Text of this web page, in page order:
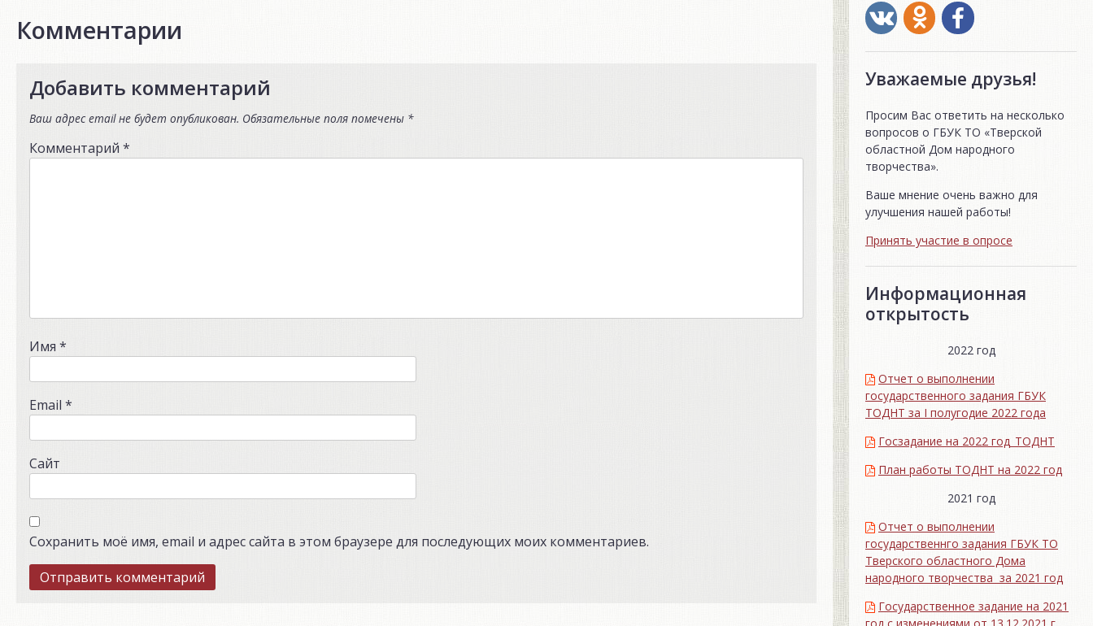
Комментарии
Добавить комментарий
Ваш адрес email не будет опубликован. Обязательные поля помечены *
Комментарий *
Имя *
Email *
Сайт
Сохранить моё имя, email и адрес сайта в этом браузере для последующих моих комментариев.
Уважаемые друзья!
Просим Вас ответить на несколько
вопросов о ГБУК ТО «Тверской
областной Дом народного
творчества».
Ваше мнение очень важно для
улучшения нашей работы!
Принять участие в опросе
Информационная
открытость
2022 год
Отчет о выполнении
государственного задания ГБУК
ТОДНТ за I полугодие 2022 года
Госзадание на 2022 год_ТОДНТ
План работы ТОДНТ на 2022 год
2021 год
Отчет о выполнении
государственнго задания ГБУК ТО
Тверского областного Дома
народного творчества за 2021 год
Государственное задание на 2021
год с изменениями от 13.12.2021 г.